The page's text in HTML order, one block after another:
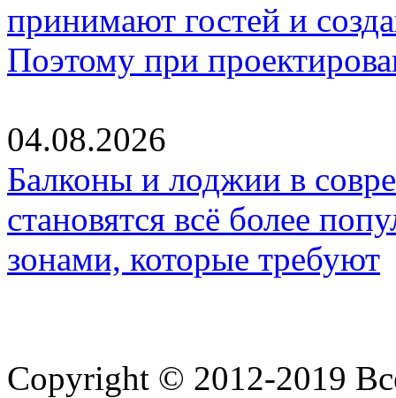
принимают гостей и
Поэтому при
04.08.2026
Балконы и лоджии в
становятся всё более
зонами, которые требуют
Copyright © 2012-2019